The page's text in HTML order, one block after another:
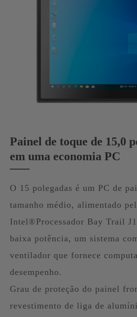
Painel de toque de 15,0
em uma economia PC
O 15 polegadas é um PC de
tamanho médio, alimentado
Intel®Processador Bay Trail
baixa potência, um sistema
ventilador que fornece
desempenho.
Grau de proteção do painel
revestimento de liga de